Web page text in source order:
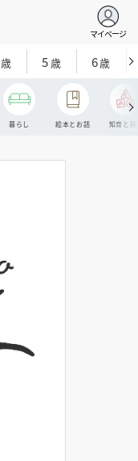
マイページ
歳 5歳 6歳
暮らし 絵本とお話 知育と探